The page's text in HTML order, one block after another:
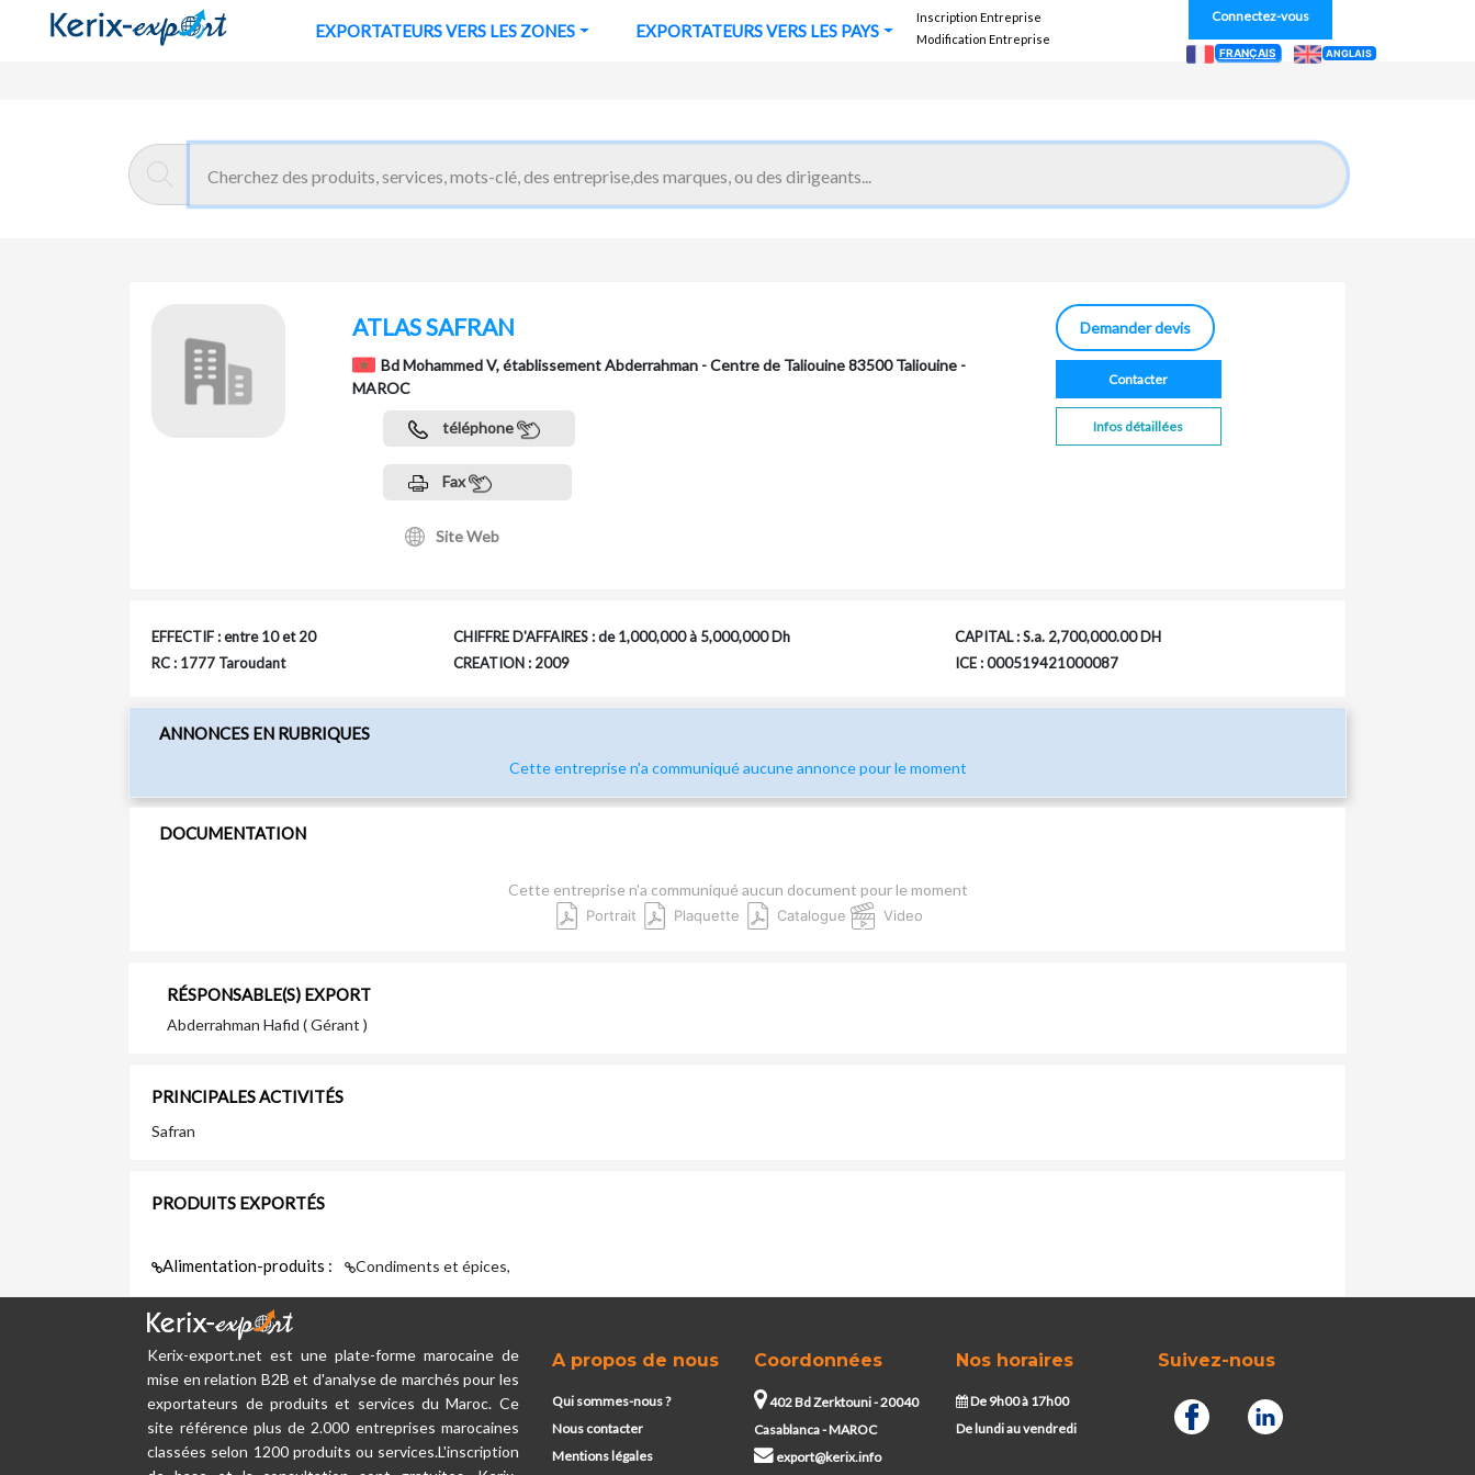
EXPORTATEURS VERS LES ZONES EXPORTATEURS VERS LES PAYS
Inscription Entreprise
Modification Entreprise
Connectez-vous
FRANÇAIS ANGLAIS
ATLAS SAFRAN
Bd Mohammed V, établissement Abderrahman - Centre de Taliouine 83500 Taliouine -
MAROC
téléphone
Fax
Site Web
Demander devis
Contacter
Infos détaillées
EFFECTIF : entre 10 et 20 CHIFFRE D'AFFAIRES : de 1,000,000 à 5,000,000 Dh
CAPITAL : S.a. 2,700,000.00 DH
RC : 1777 Taroudant
CREATION : 2009 ICE : 000519421000087
ANNONCES EN RUBRIQUES
Cette entreprise n'a communiqué aucune annonce pour le moment
DOCUMENTATION
Cette entreprise n'a communiqué aucun document pour le moment
Portrait Plaquette Catalogue Video
RÉSPONSABLE(S) EXPORT
Abderrahman Hafid ( Gérant )
PRINCIPALES ACTIVITÉS
Safran
PRODUITS EXPORTÉS
Alimentation-produits : Condiments et épices,
Kerix-export.net est une plate-forme marocaine de
mise en relation B2B et d'analyse de marchés pour les
exportateurs de produits et services du Maroc. Ce
site référence plus de 2.000 entreprises marocaines
classées selon 1200 produits ou services.L'inscription
A propos de nous
Qui sommes-nous ?
Nous contacter
Mentions légales
Coordonnées
402 Bd Zerktouni - 20040
Casablanca - MAROC
export@kerix.info
Nos horaires
De 9h00 à 17h00
De lundi au vendredi
Suivez-nous